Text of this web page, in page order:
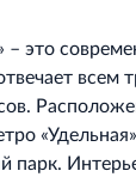
– это
всем
парк.